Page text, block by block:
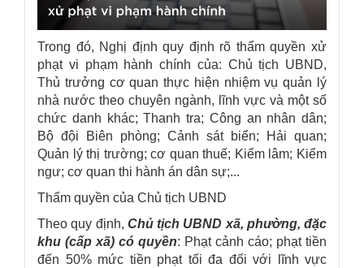
Trong đó, Nghị định quy định rõ thẩm quyền xử
phạt vi phạm hành chính của: Chủ tịch UBND,
Thủ trưởng cơ quan thực hiện nhiệm vụ quản lý
nhà nước theo chuyên ngành, lĩnh vực và một số
chức danh khác; Thanh tra; Công an nhân dân;
Bộ đội Biên phòng; Cảnh sát biển; Hải quan;
Quản lý thị trường; cơ quan thuế; Kiểm lâm; Kiểm
ngư; cơ quan thi hành án dân sự;...
Thẩm quyền của Chủ tịch UBND
Theo quy định, Chủ tịch UBND xã, phường, đặc
khu (cấp xã) có quyền: Phạt cảnh cáo; phạt tiền
đến 50% mức tiền phạt tối đa đối với lĩnh vực